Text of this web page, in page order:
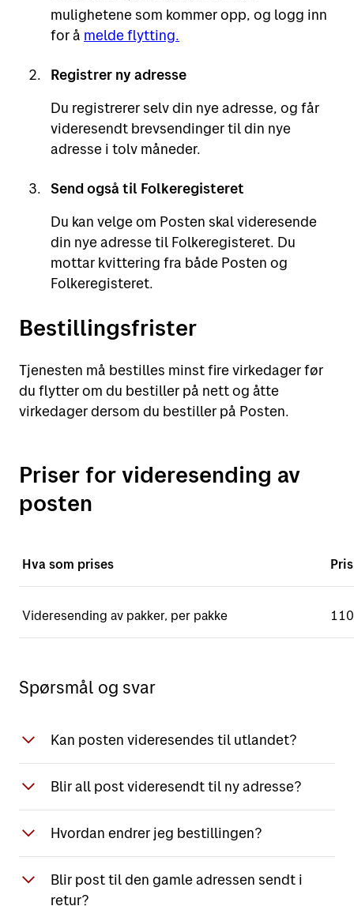
mulighetene som kommer opp, og logg inn
for å melde flytting.
Registrer ny adresse
Du registrerer selv din nye adresse, og får
videresendt brevsendinger til din nye
adresse i tolv måneder.
Send også til Folkeregisteret
Du kan velge om Posten skal videresende
din nye adresse til Folkeregisteret. Du
mottar kvittering fra både Posten og
Folkeregisteret.
Bestillingsfrister
Tjenesten må bestilles minst fire virkedager før
du flytter om du bestiller på nett og åtte
virkedager dersom du bestiller på Posten.
Priser for videresending av
posten
Hva som prises Pris
Videresending av pakker, per pakke
Spørsmål og svar
Kan posten videresendes til utlandet?
med gjenstander kan dessverre ikke sendes
videre til utlandet på grunn av krav om
tolldeklarasjon.
blader ikke bli videresendt. Husk å melde
Blir all post videresendt til ny adresse?
distribuert gjennom Posten, blir
videresendt. Innenlands gjelder det også
gjenstander sendt i brev.
Hvordan endrer jeg bestillingen?
Posten påMin adresse. Her kan du også
Blir post til den gamle adressen sendt i
retur?